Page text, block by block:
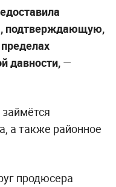
подтверждающую,
давности,—
а также районное
продюсера